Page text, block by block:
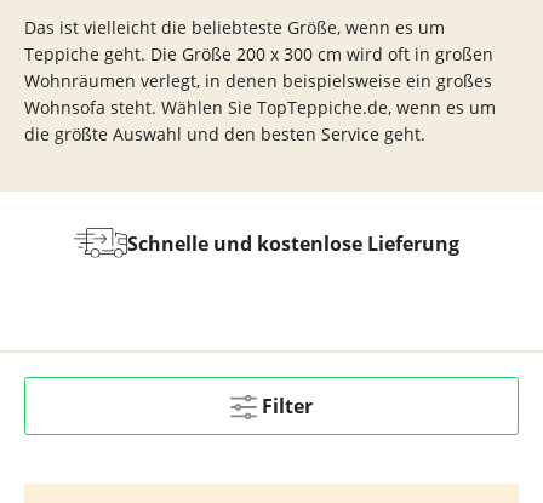
Das ist vielleicht die beliebteste Größe, wenn es um
Teppiche geht. Die Größe 200 x 300 cm wird oft in großen
Wohnräumen verlegt, in denen beispielsweise ein großes
Wohnsofa steht. Wählen Sie TopTeppiche.de, wenn es um
die größte Auswahl und den besten Service geht.
Schnelle und kostenlose Lieferung
Filter